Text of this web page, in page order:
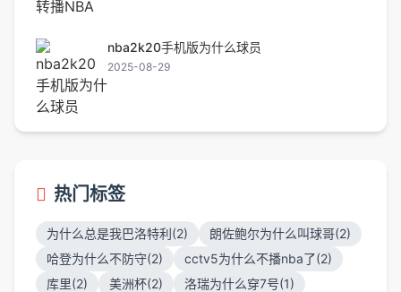
nba2k20手机版为什么球员
2025-08-29
热门标签
为什么总是我巴洛特利(2)
朗佐鲍尔为什么叫球哥(2)
哈登为什么不防守(2)
cctv5为什么不播nba了(2)
库里(2)
美洲杯(2)
洛瑞为什么穿7号(1)